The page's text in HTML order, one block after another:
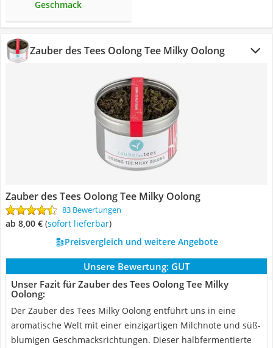
Geschmack
Zauber des Tees Oolong Tee Milky Oolong
Zauber des Tees Oolong Tee Milky Oolong
83 Bewertungen
ab 8,00 € ( Sofort lieferbar)
Preisvergleich und weitere Angebote
Unsere Bewertung: GUT
Unser Fazit für Zauber des Tees Oolong Tee Milky
Oolong:
Der Zauber des Tees Milky Oolong entführt uns in eine
aromatische Welt mit einer einzigartigen Milchnote und süß-
blumigen Geschmacksrichtungen. Dieser halbfermentierte